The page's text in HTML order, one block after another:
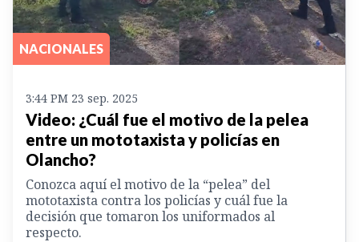
NACIONALES
3:44 PM 23 sep. 2025
Video: ¿Cuál fue el motivo de la pelea
entre un mototaxista y policías en
Olancho?
Conozca aquí el motivo de la “pelea” del
mototaxista contra los policías y cuál fue la
decisión que tomaron los uniformados al
respecto.